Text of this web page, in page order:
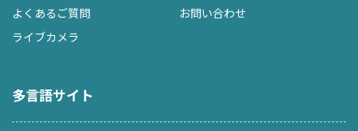
よくあるご質問
お問い合わせ
ライブカメラ
多言語サイト